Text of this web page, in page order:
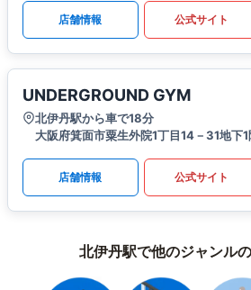
店舗情報 公式サイト
UNDERGROUND GYM
北伊丹駅から車で18分
大阪府箕面市粟生外院1丁目14－31地下1
店舗情報 公式サイト
北伊丹駅で他のジャンル